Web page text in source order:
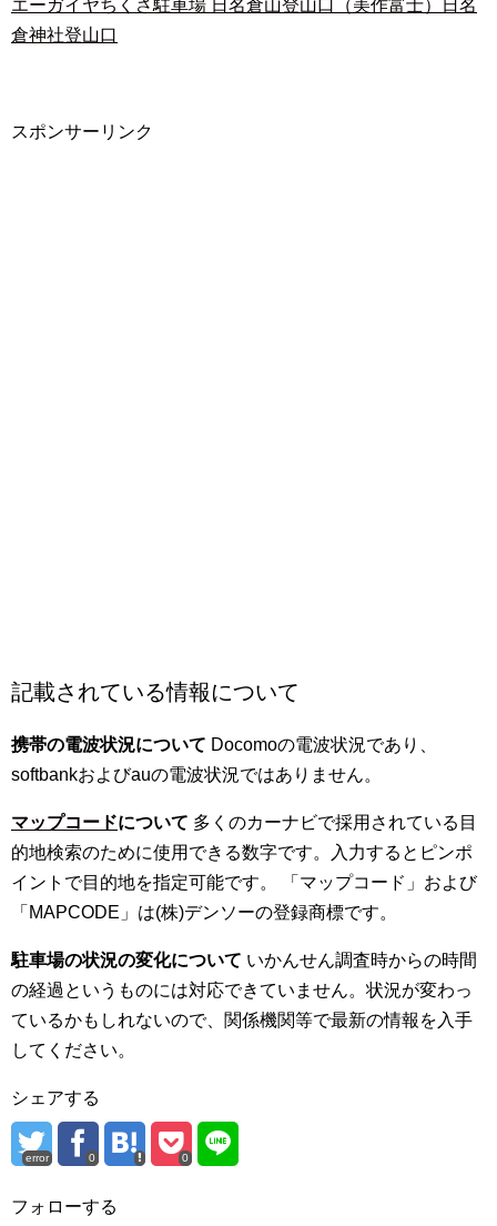
エーガイヤちくさ駐車場 日名倉山登山口（美作富士）日名
倉神社登山口
スポンサーリンク
記載されている情報について
携帯の電波状況について Docomoの電波状況であり、
softbankおよびauの電波状況ではありません。
マップコードについて 多くのカーナビで採用されている目
的地検索のために使用できる数字です。入力するとピンポ
イントで目的地を指定可能です。 「マップコード」および
「MAPCODE」は(株)デンソーの登録商標です。
駐車場の状況の変化について いかんせん調査時からの時間
の経過というものには対応できていません。状況が変わっ
ているかもしれないので、関係機関等で最新の情報を入手
してください。
シェアする
error 0 0
フォローする